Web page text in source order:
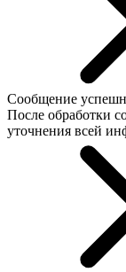
Сообщение
После обработки
уточнения всей